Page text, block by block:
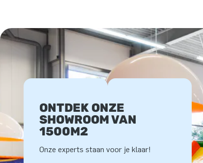
ONTDEK ONZE
SHOWROOM VAN
1500M2
Onze experts staan voor je klaar!